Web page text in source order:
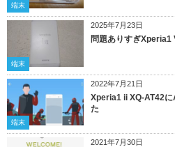
端末
2025年7月23日
端末
問題ありすぎXperia1
2022年7月21日
端末
Xperia1 ii XQ-AT42
た
2021年7月30日